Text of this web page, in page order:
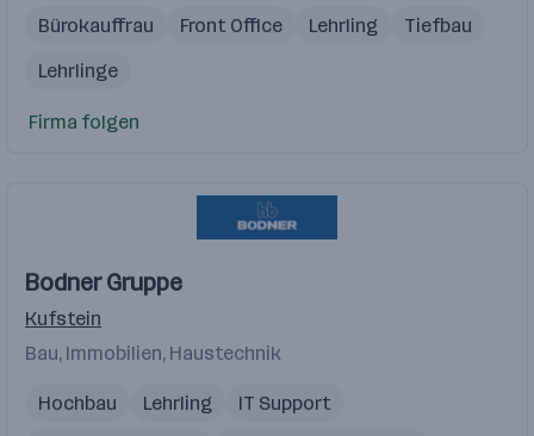
Bürokauffrau Front Office Lehrling
Tiefbau
Lehrlinge
Firma folgen
Bodner Gruppe
Kufstein
Bau, Immobilien, Haustechnik
Hochbau Lehrling
IT Support